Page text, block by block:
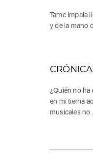
Tame Impala
y de la mano
¿Quién no
en mi tierna
musicales no